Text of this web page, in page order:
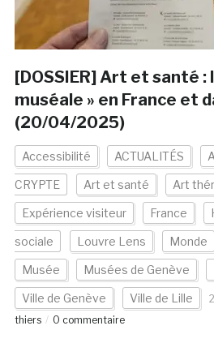
[DOSSIER] Art et santé
muséale » en France et
(20/04/2025)
Accessibilité ACTUALITÉS
CRYPTE Art et santé Art
Expérience visiteur France
sociale Louvre Lens Monde
Musée Musées de Genève
Ville de Genève Ville de Lille
thiers
0 commentaire